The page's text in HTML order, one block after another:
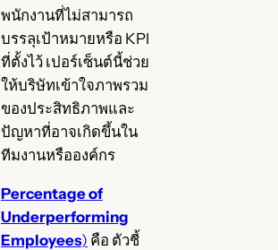
พนักงานที่ไม่สามารถ
บรรลุเป้าหมายหรือ KPI
ที่ตั้งไว้ เปอร์เซ็นต์นี้ช่วย
ให้บริษัทเข้าใจภาพรวม
ของประสิทธิภาพและ
ปัญหาที่อาจเกิดขึ้นใน
ทีมงานหรือองค์กร
Percentage of
Underperforming
Employees) คือ ตัวชี้